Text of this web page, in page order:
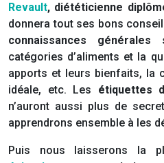
Revault, diététicienne
donnera tout ses bons
connaissances générales
catégories d’aliments et la
apports et leurs bienfaits, la
idéale, etc. Les étiquettes
n’auront aussi plus de
apprendrons ensemble à les
Puis nous laisserons la